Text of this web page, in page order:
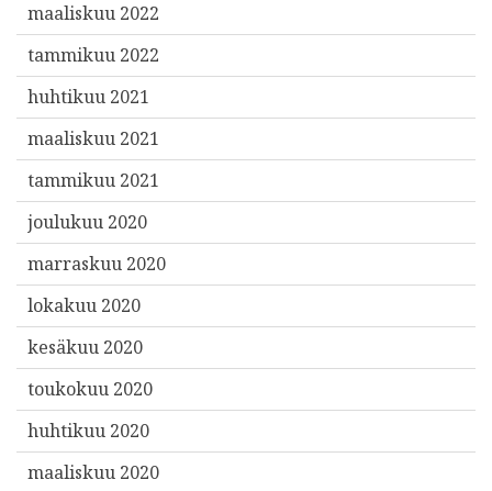
maaliskuu 2022
tammikuu 2022
huhtikuu 2021
maaliskuu 2021
tammikuu 2021
joulukuu 2020
marraskuu 2020
lokakuu 2020
kesäkuu 2020
toukokuu 2020
huhtikuu 2020
maaliskuu 2020